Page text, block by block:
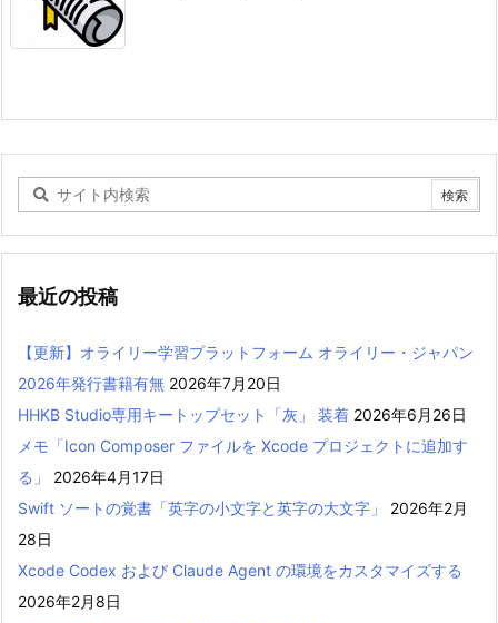
最近の投稿
【更新】オライリー学習プラットフォーム オライリー・ジャパン
2026年発行書籍有無 2026年7月20日
HHKB Studio専用キートップセット「灰」 装着 2026年6月26日
メモ「Icon Composer ファイルを Xcode プロジェクトに追加す
る」
2026年4月17日
Swift ソートの覚書「英字の小文字と英字の大文字」
2026年2月
28日
Xcode Codex および Claude Agent の環境をカスタマイズする
2026年2月8日